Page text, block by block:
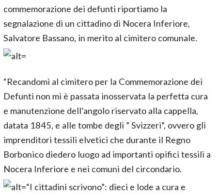
commemorazione dei defunti riportiamo la
segnalazione di un cittadino di Nocera Inferiore,
Salvatore Bassano, in merito al cimitero comunale.
“Recandomi al cimitero per la Commemorazione dei
Defunti non mi è passata inosservata la perfetta cura
e manutenzione dell’angolo riservato alla cappella,
datata 1845, e alle tombe degli ” Svizzeri”, ovvero gli
imprenditori tessili elvetici che durante il Regno
Borbonico diedero luogo ad importanti opifici tessili a
Nocera Inferiore e nei comuni del circondario.